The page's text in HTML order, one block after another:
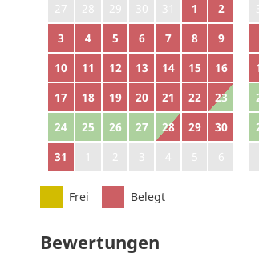
27
28 29 30 31 1
2
3
4 5 6 7 8
9
10
11 12 13 14 15
16
17
18 19 20 21 22
23
24
25 26 27 28 29
30
31
2 3 4 5 6
Frei Belegt
Bewertungen